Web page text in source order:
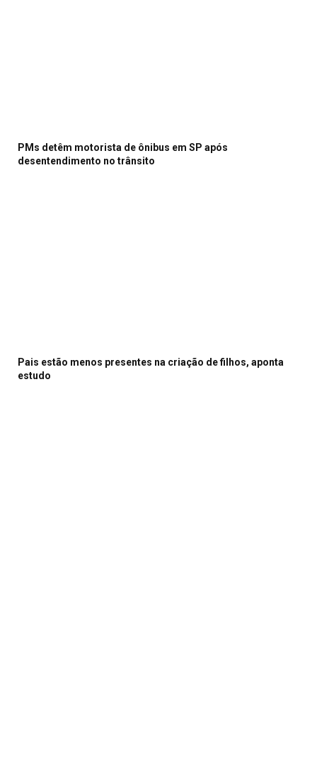
PMs detêm motorista de ônibus em SP após
desentendimento no trânsito
Pais estão menos presentes na criação de filhos, aponta
estudo